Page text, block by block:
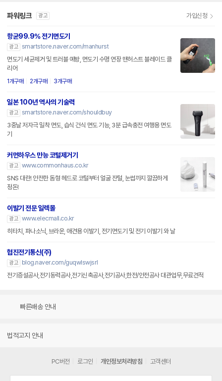
파워링크 광고 가입신청
항균99.9% 전기면도기
광고 smartstore.naver.com/manhurst
면도기 세균제거 및 트러블 예방, 면도기 수명 연장 맨허스트 블레이드 클
리어
1개구매 2개구매 3개구매
일본 100년 역사의 기술력
광고 smartstore.naver.com/shouldbuy
3중날 저자극 밀착 면도, 습식 건식 면도 기능, 3분 급속충전 여행용 면도
기
커먼하우스 만능 코털제거기
광고 www.commonhaus.co.kr
SNS 대란! 안전한 돔형 헤드로 코털부터 얼굴 잔털, 눈썹까지 깔끔하게
정돈!
이발기 전문 일렉몰
광고 www.elecmall.co.kr
히타치, 파나소닉, 브라운, 애견용 이발기, 전기면도기 및 전기 이발기 와 날
협진전기통신(주)
광고
blog.naver.com/guqwlswjsrl
전기증설공사,전기동력공사,전기신축공사,전기공사,한전/안전공사 대관업무,무료견적
빠른배송 안내
법적고지 안내
PC버전 로그인 개인정보처리방침 고객센터